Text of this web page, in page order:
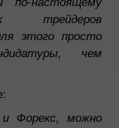
трейдеров
этого просто
чем
Форекс, можно